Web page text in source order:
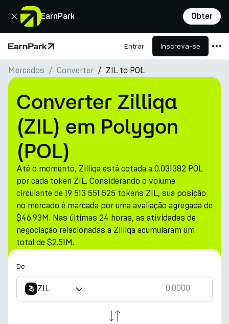
EarnPark Obter
Fechar
Página Inicial Entrar Inscreva-se
Produtos
Mercados
Calculadoras
PARK Token
Recursos
Empresa
Mercados Converter ZIL to POL
Converter Zilliqa
(ZIL) em Polygon
(POL)
Até o momento, Zilliqa está cotada a 0.031382 POL
por cada token ZIL. Considerando o volume
circulante de 19 513 551 525 tokens ZIL, sua posição
no mercado é marcada por uma avaliação agregada de
$46.93M. Nas últimas 24 horas, as atividades de
negociação relacionadas a Zilliqa acumularam um
total de $2.51M.
De
ZIL